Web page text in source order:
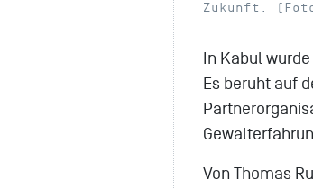
Zukunft.
In Kabul
Es beruht auf
Von Thomas